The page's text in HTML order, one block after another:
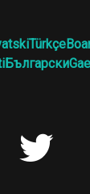
Türkçe
Български